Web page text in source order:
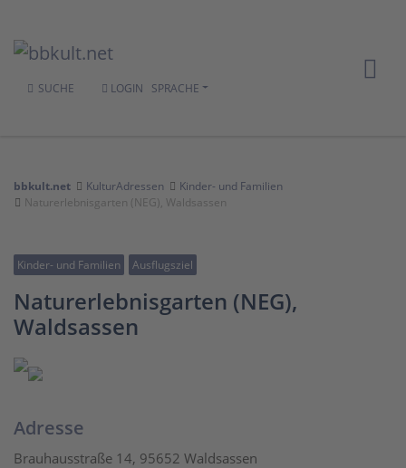
SUCHE LOGIN SPRACHE
bbkult.net KulturAdressen
Kinder- und Familien
Naturerlebnisgarten (NEG), Waldsassen
Kinder- und Familien Ausflugsziel
Naturerlebnisgarten (NEG),
Waldsassen
Adresse
Brauhausstraße 14, 95652 Waldsassen